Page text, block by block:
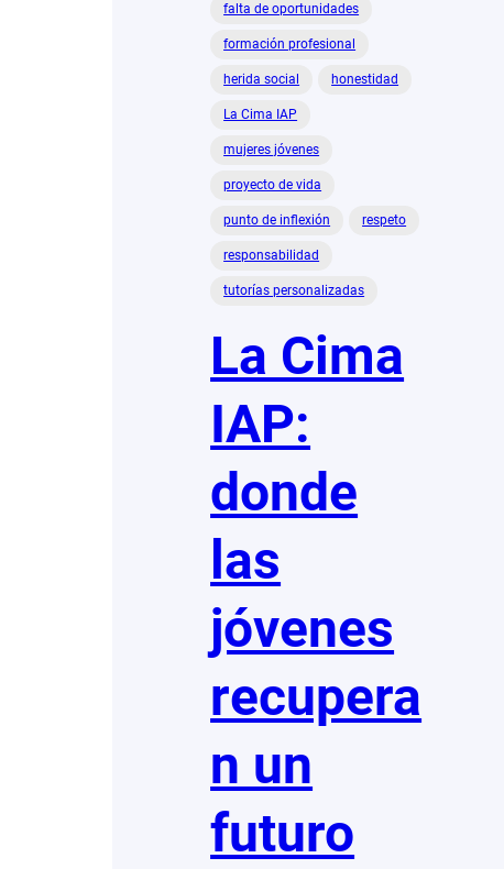
falta de oportunidades
formación profesional
herida social honestidad
La Cima IAP
mujeres jóvenes
proyecto de vida
punto de inflexión respeto
responsabilidad
tutorías personalizadas
La Cima
IAP:
donde
las
jóvenes
recupera
n un
futuro